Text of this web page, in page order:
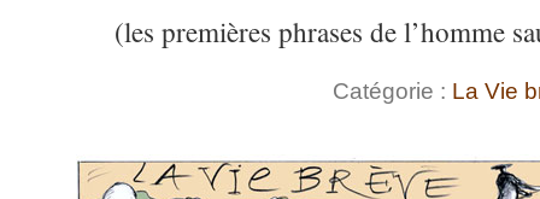
(les premières phrases de l’homme
Catégorie : La Vie